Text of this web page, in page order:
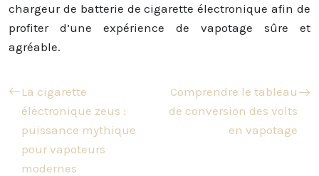
chargeur de batterie de cigarette électronique afin de
profiter d’une expérience de vapotage sûre et
agréable.
La cigarette
électronique zeus :
puissance mythique
pour vapoteurs
modernes
Comprendre le tableau
de conversion des volts
en vapotage